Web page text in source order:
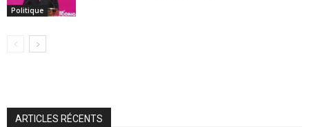
Politique
ARTICLES RÉCENTS